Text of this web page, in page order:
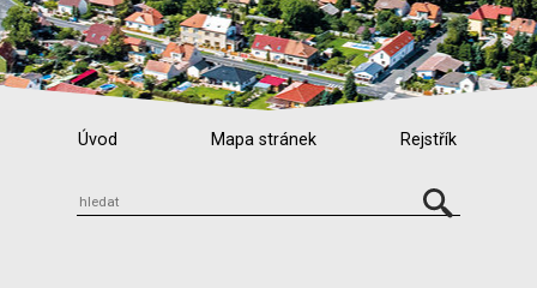
Úvod Mapa stránek Rejstřík